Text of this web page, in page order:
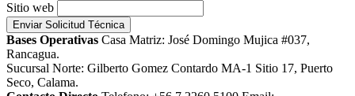
Sitio web
Enviar Solicitud Técnica
Bases Operativas Casa Matriz: José Domingo Mujica #037,
Rancagua.
Sucursal Norte: Gilberto Gomez Contardo MA-1 Sitio 17, Puerto
Seco, Calama.